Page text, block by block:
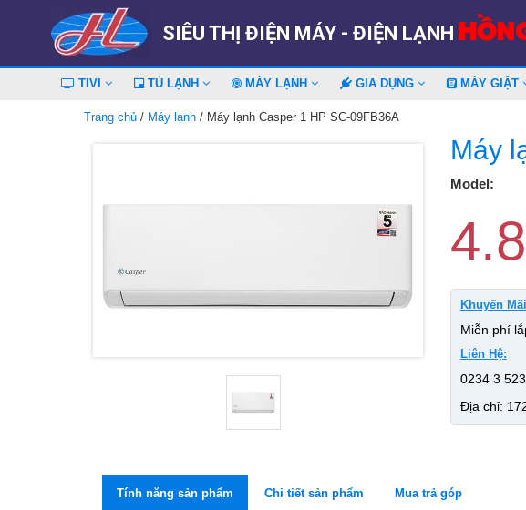
SIÊU THỊ ĐIỆN MÁY - ĐIỆN LẠNH
TIVI TỦ LẠNH MÁY LẠNH GIA DỤNG MÁY GIẶT
Trang chủ / Máy lạnh / Máy lạnh Casper 1 HP SC-09FB36A
Máy
Model:
Khuyến
Miễn phí
Liên Hệ:
0234 3
Địa chỉ:
Tính năng sản phẩm Chi tiết sản phẩm Mua trả góp